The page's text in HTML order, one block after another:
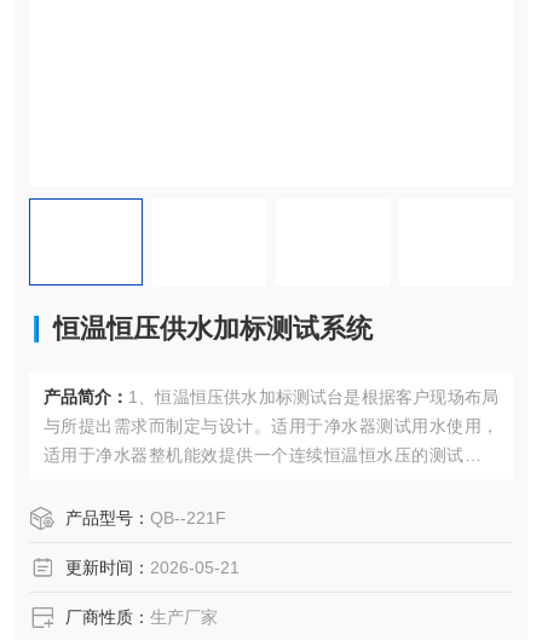
恒温恒压供水加标测试系统
产品简介： 1、恒温恒压供水加标测试台是根据客户现场布局
与所提出需求而制定与设计。适用于净水器测试用水使用，
适用于净水器整机能效提供一个连续恒温恒水压的测试水温
温、进水、出水、水位、输出水压等进行实时的监控与控
2、通过PLC控制各水箱电动阀体进行切换连续式供水式与压
水报警显示功能，并可通
产品型号： QB--221F
更新时间： 2026-05-21
厂商性质： 生产厂家